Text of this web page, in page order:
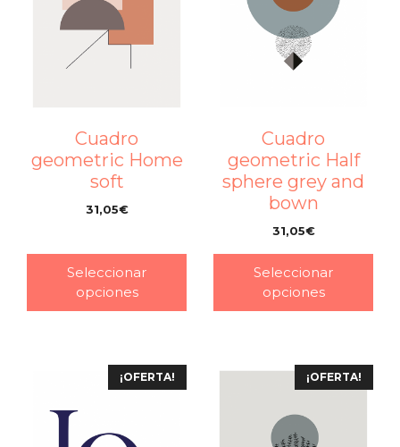
Cuadro
geometric Home
soft
31,05€
Seleccionar
opciones
Cuadro
geometric Half
sphere grey and
bown
31,05€
Seleccionar
opciones
¡OFERTA! ¡OFERTA!